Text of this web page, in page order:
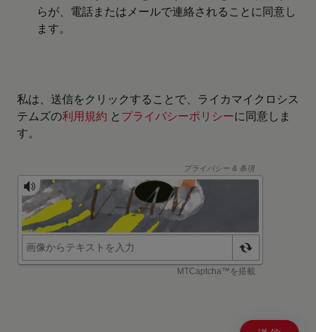
らが、電話またはメールで連絡されることに同意し
ます。
私は、送信をクリックすることで、ライカマイクロシス
テムズの利用規約 と プライバシーポリシーに同意しま
す。